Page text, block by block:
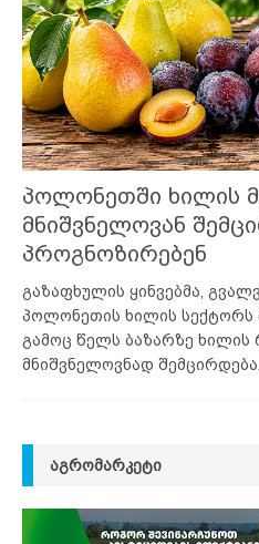
პოლონეთში ხილის
მნიშვნელოვან
პროგნოზირებენ
გაზაფხულის ყინვებმა,
პოლონეთის ხილის სექტორს
გამოც წელს ბაზარზე ხილის
მნიშვნელოვნად შემცირდება.
ᲐᲒᲠᲝᲛᲐᲠᲙᲔᲢᲘ